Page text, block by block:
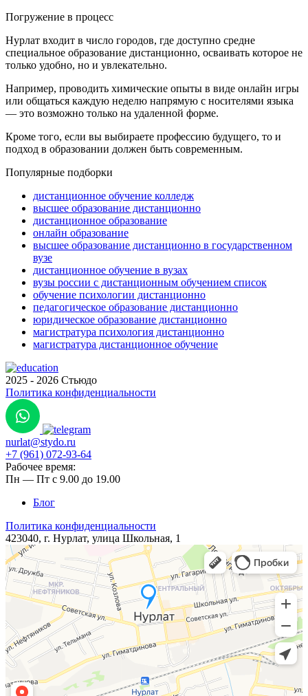
Погружение в процесс
Нурлат входит в число городов, где доступно средне
специальное образование дистанционно, осваивать которое не
только удобно, но и увлекательно.
Например, проводить химические опыты в виде онлайн игры
или общаться каждую неделю напрямую с носителями языка
— это возможно только на удаленной форме.
Кроме того, если вы выбираете профессию будущего, то и
подход в образовании должен быть современным.
Популярные подборки
дистанционное обучение колледж
высшее образование дистанционно
дистанционное образование
онлайн образование
высшее образование дистанционно в государственном
вузе
дистанционное обучение в вузах
вузы россии с дистанционным обучением список
обучение психологии дистанционно
педагогическое образование дистанционно
юридическое образование дистанционно
магистратура психология дистанционно
магистратура дистанционное обучение
2025 - 2026 Стьюдо
Политика конфиденциальности
nurlat@stydo.ru
+7 (961) 072-93-64
Рабочее время:
Пн — Пт с 9.00 до 19.00
Блог
Политика конфиденциальности
423040, г. Нурлат, ​улица ​Школьная, 1